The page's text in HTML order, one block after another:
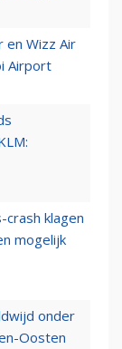
en Wizz Air
Airport
crash klagen
mogelijk
onder
Oosten